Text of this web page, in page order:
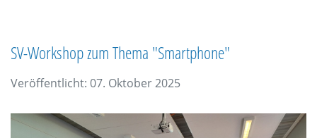
SV-Workshop zum Thema "Smartphone"
Veröffentlicht: 07. Oktober 2025